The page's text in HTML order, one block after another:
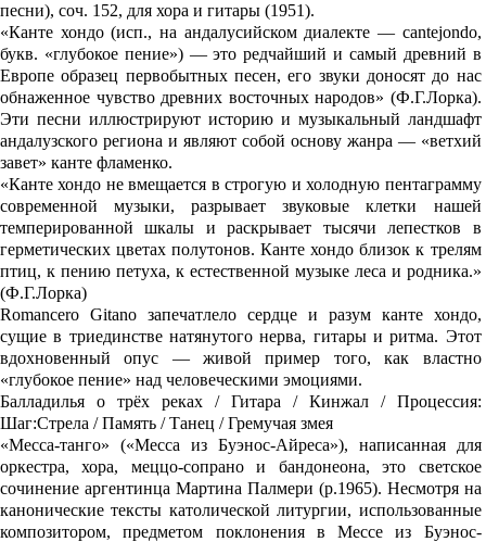
песни), соч. 152, для хора и гитары (1951).
«Канте хондо (исп., на андалусийском диалекте — cantejondo,
букв. «глубокое пение») — это редчайший и самый древний в
Европе образец первобытных песен, его звуки доносят до нас
обнаженное чувство древних восточных народов» (Ф.Г.Лорка).
Эти песни иллюстрируют историю и музыкальный ландшафт
андалузского региона и являют собой основу жанра — «ветхий
завет» канте фламенко.
«Канте хондо не вмещается в строгую и холодную пентаграмму
современной музыки, разрывает звуковые клетки нашей
темперированной шкалы и раскрывает тысячи лепестков в
герметических цветах полутонов. Канте хондо близок к трелям
птиц, к пению петуха, к естественной музыке леса и родника.»
(Ф.Г.Лорка)
Romancero Gitano запечатлело сердце и разум канте хондо,
сущие в триединстве натянутого нерва, гитары и ритма. Этот
вдохновенный опус — живой пример того, как властно
«глубокое пение» над человеческими эмоциями.
Балладилья о трёх реках / Гитара / Кинжал / Процессия:
Шаг:Стрела / Память / Танец / Гремучая змея
«Месса-танго» («Месса из Буэнос-Айреса»), написанная для
оркестра, хора, меццо-сопрано и бандонеона, это светское
сочинение аргентинца Мартина Палмери (р.1965). Несмотря на
канонические тексты католической литургии, использованные
композитором, предметом поклонения в Мессе из Буэнос-